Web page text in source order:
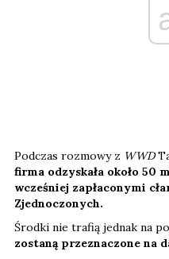
Podczas rozmowy z WWD
firma odzyskała około 50
wcześniej zapłaconymi
Zjednoczonych.
Środki nie trafią jednak na
zostaną przeznaczone na